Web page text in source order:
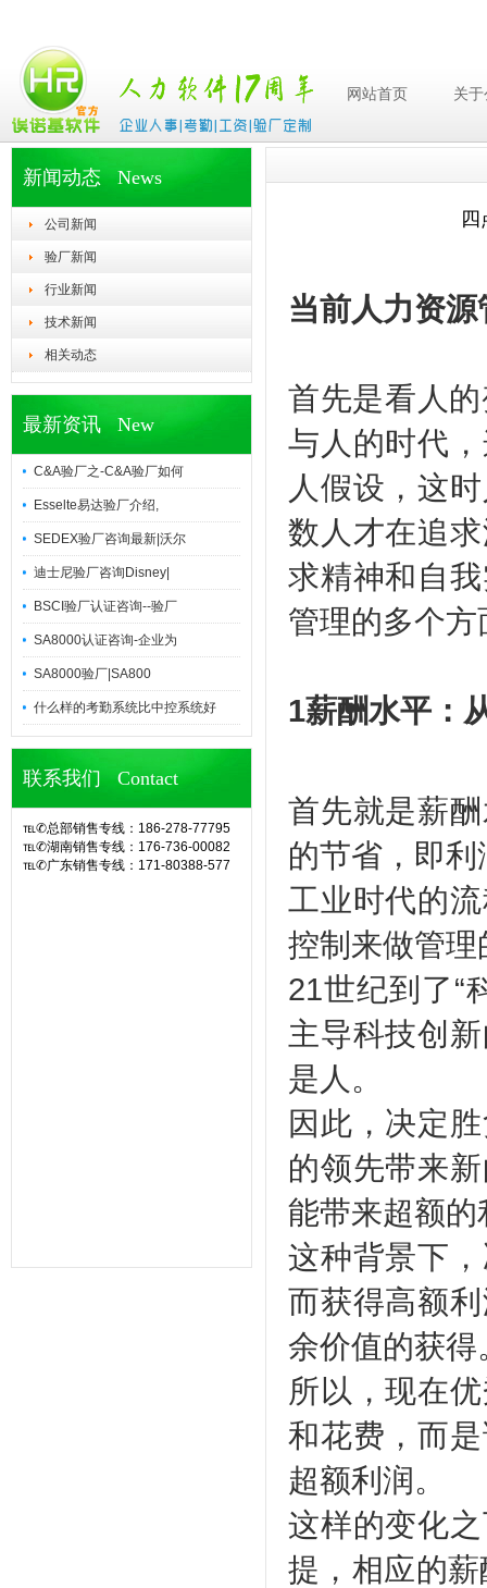
网站首页 关
新闻动态 News
公司新闻
验厂新闻
行业新闻
技术新闻
相关动态
最新资讯 New
C&A验厂之-C&A验厂如何
Esselte易达验厂介绍,
SEDEX验厂咨询最新|沃尔
迪士尼验厂咨询Disney|
BSCI验厂认证咨询--验厂
SA8000认证咨询-企业为
SA8000验厂|SA800
什么样的考勤系统比中控系统好
联系我们 Contact
℡✆总部销售专线：186-278-77795
℡✆湖南销售专线：176-736-00082
℡✆广东销售专线：171-80388-577
当前人力资
首先是看人
与人的时代
人假设，这
数人才在追
求精神和自
管理的多个
1薪酬水平：
首先就是薪
的节省，即
工业时代的
控制来做管
21世纪到了“
主导科技创
是人。
因此，决定
的领先带来
能带来超额的
这种背景下
而获得高额
余价值的获得
所以，现在
和花费，而
超额利润。
这样的变化
提，相应的